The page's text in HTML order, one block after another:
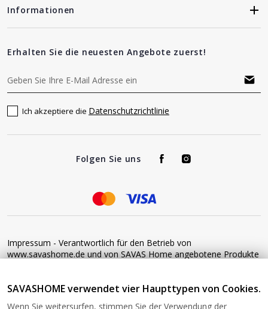
Informationen
Erhalten Sie die neuesten Angebote zuerst!
Ich akzeptiere die Datenschutzrichtlinie
Folgen Sie uns
Impressum - Verantwortlich für den Betrieb von
www.savashome.de und von SAVAS Home angebotene Produkte
senden Sie keine Waren ohne vorherige Bestätigung an diese
SAVASHOME verwendet vier Haupttypen von Cookies.
Wenn Sie weitersurfen, stimmen Sie der Verwendung der